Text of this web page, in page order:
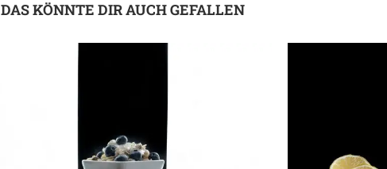
DAS KÖNNTE DIR AUCH GEFALLEN